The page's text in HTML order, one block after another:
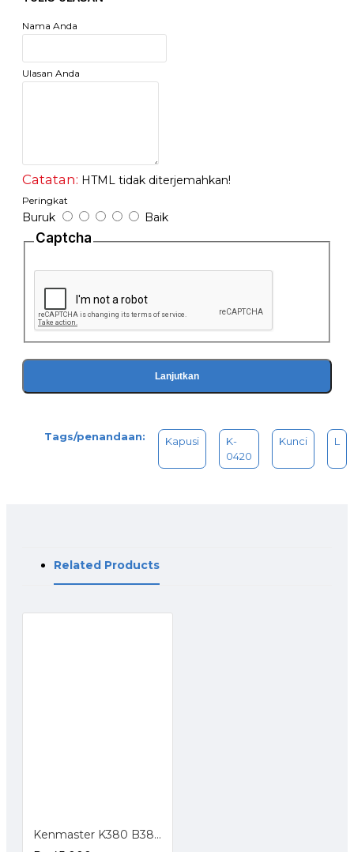
6mm, 8mm, 10mm
Nama Anda
Ulasan Anda
Catatan: HTML tidak diterjemahkan!
Peringkat
Buruk Baik
Captcha
Lanjutkan
Tags/penandaan: Kapusi
K-
0420
Kunci L
Related Products
Kenmaster K380 B380 Tool Box Kotak Perkakas